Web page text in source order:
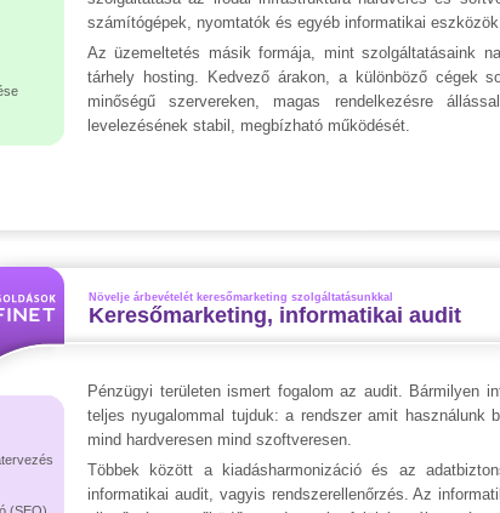
számítógépek, nyomtatók és egyéb informatikai
Az üzemeltetés másik formája, mint szolgáltatásaink
tárhely hosting. Kedvező árakon, a különböző cégek
minőségű szervereken, magas rendelkezésre
levelezésének stabil, megbízható működését.
Növelje árbevételét keresőmarketing szolgáltatásunkkal
Keresőmarketing, informatikai audit
Pénzügyi területen ismert fogalom az audit. Bármilyen
teljes nyugalommal tujduk: a rendszer amit használunk
mind hardveresen mind szoftveresen.
Többek között a kiadásharmonizáció és az
informatikai audit, vagyis rendszerellenőrzés. Az